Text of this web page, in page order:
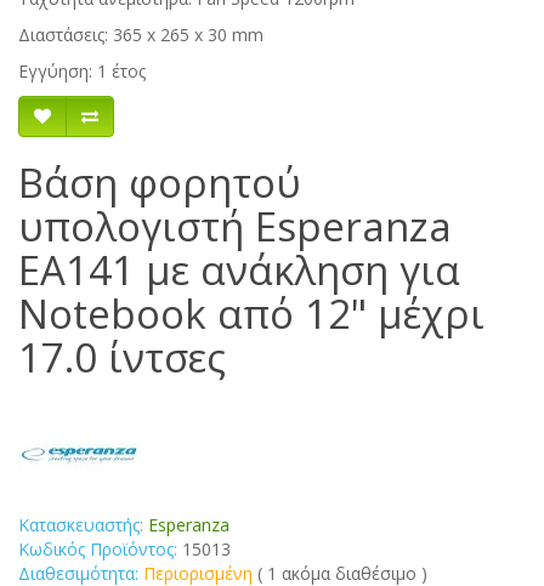
Διαστάσεις: 365 x 265 x 30 mm
Εγγύηση: 1 έτος
Βάση φορητού
υπολογιστή Esperanza
EA141 με ανάκληση για
Notebook από 12" μέχρι
17.0 ίντσες
Κατασκευαστής: Esperanza
Κωδικός Προϊόντος: 15013
Διαθεσιμότητα: Περιορισμένη ( 1 ακόμα διαθέσιμο )